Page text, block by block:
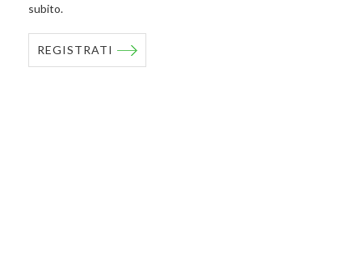
subito.
REGISTRATI